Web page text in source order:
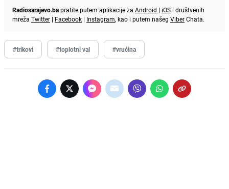
Radiosarajevo.bapratite putem aplikacije za Android | iOS i društvenih
mreža Twitter | Facebook | Instagram, kao i putem našeg ViberChata.
#trikovi #toplotni val #vrućina